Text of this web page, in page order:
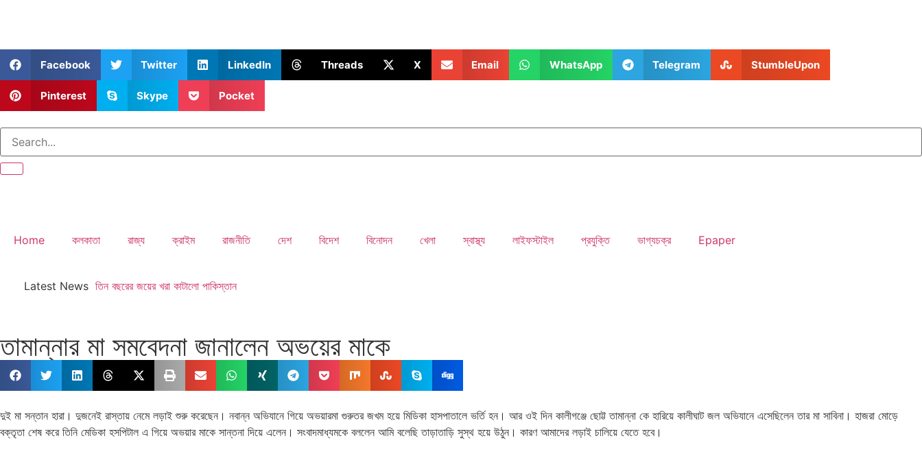
Facebook Twitter LinkedIn Threads X Email WhatsApp Telegram StumbleUpon
Pinterest Skype Pocket
Home কলকাতা রাজ্য ক্রাইম রাজনীতি দেশ বিদেশ বিনোদন খেলা স্বাস্থ্য লাইফস্টাইল প্রযুক্তি ভাগ্যচক্র Epaper
Latest News তিন বছরের জয়ের খরা কাটালো পাকিস্তান
তামান্নার মা সমবেদনা জানালেন অভয়ের মাকে
দুই মা সন্তান হারা। দুজনেই রাস্তায় নেমে লড়াই শুরু করেছেন। নবান্ন অভিযানে গিয়ে অভয়ারমা গুরুতর জখম হয়ে মিডিকা হাসপাতালে ভর্তি হন। আর ওই দিন কালীগঞ্জে ছোট্ট তামান্না কে হারিয়ে কালীঘাট জল অভিযানে এসেছিলেন তার মা সাবিনা। হাজরা মোড়ে
বক্তৃতা শেষ করে তিনি মেডিকা হসপিটাল এ গিয়ে অভয়ার মাকে সান্তনা দিয়ে এলেন। সংবাদমাধ্যমকে বললেন আমি বলেছি তাড়াতাড়ি সুস্থ হয়ে উঠুন। কারণ আমাদের লড়াই চালিয়ে যেতে হবে।